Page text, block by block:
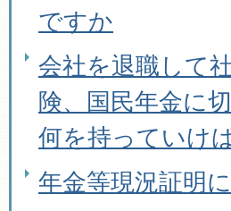
ですか
会社を退職して
険、国民年金に
何を持っていけ
年金等現況証明